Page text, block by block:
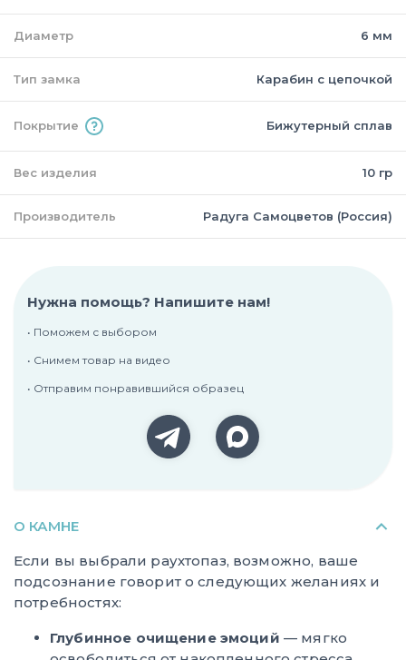
Диаметр 6 мм
Тип замка Карабин с цепочкой
Покрытие Бижутерный сплав
Вес изделия 10 гр
Производитель Радуга Самоцветов (Россия)
Нужна помощь? Напишите нам!
• Поможем с выбором
• Снимем товар на видео
• Отправим понравившийся образец
О КАМНЕ
Если вы выбрали раухтопаз, возможно, ваше
подсознание говорит о следующих желаниях и
потребностях:
Глубинное очищение эмоций — мягко